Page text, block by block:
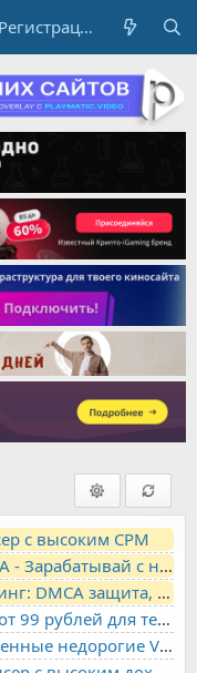
Регистрация
с высоким CPM
Партнерская программа VAVADA - Зарабатывай с нами!
DarkHost - Ваш надежный хостинг: DMCA защита, лояльность, анонимность
LITE.HOST - хостинг и серверы от 99 рублей для тех, кто любит не переплачивать. Доступ по SSH, поддержка PHP, GIT, COMPOSER, сертификаты Let's Encrypt
✅ rdp.monster | высококачественные недорогие VPS, RDP - выделенные серверы